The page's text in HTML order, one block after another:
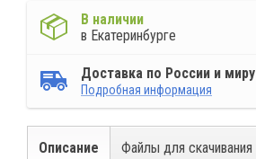
В наличии
в Екатеринбурге
Доставка по России и миру
Подробная информация
Описание Файлы для скачивания